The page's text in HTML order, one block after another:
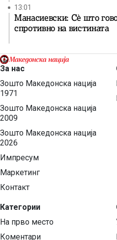
13:01
Манасиевски: Сè што
спротивно на вистината
За нас
Зошто Македонска нација
1971
Зошто Македонска нација
2009
Зошто Македонска нација
2026
Импресум
Маркетинг
Контакт
Категории
На прво место
Коментари